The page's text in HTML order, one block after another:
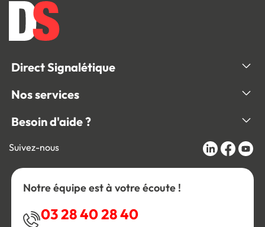
Direct Signalétique
Nos services
Besoin d'aide ?
Suivez-nous
Notre équipe est à votre écoute !
03 28 40 28 40